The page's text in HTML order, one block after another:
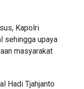
Kapolri
sehingga upaya
masyarakat
Hadi Tjahjanto